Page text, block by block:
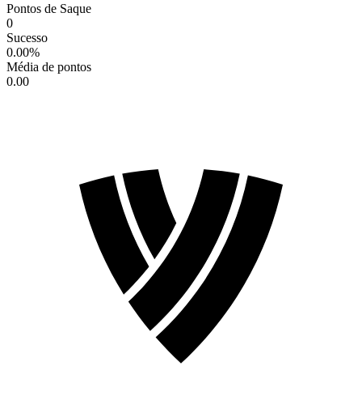
Pontos de Saque
0
Sucesso
0.00%
Média de pontos
0.00